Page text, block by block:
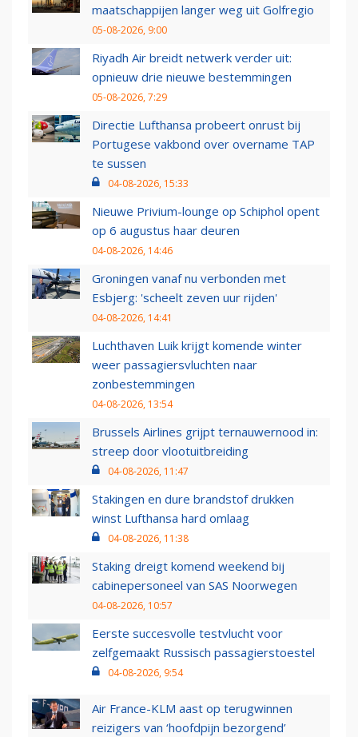
maatschappijen langer weg uit Golfregio
05-08-2026, 9:00
Riyadh Air breidt netwerk verder uit:
opnieuw drie nieuwe bestemmingen
05-08-2026, 7:29
Directie Lufthansa probeert onrust bij
Portugese vakbond over overname TAP
te sussen
04-08-2026, 15:33
Nieuwe Privium-lounge op Schiphol opent
op 6 augustus haar deuren
04-08-2026, 14:46
Groningen vanaf nu verbonden met
Esbjerg: 'scheelt zeven uur rijden'
04-08-2026, 14:41
Luchthaven Luik krijgt komende winter
weer passagiersvluchten naar
zonbestemmingen
04-08-2026, 13:54
Brussels Airlines grijpt ternauwernood in:
streep door vlootuitbreiding
04-08-2026, 11:47
Stakingen en dure brandstof drukken
winst Lufthansa hard omlaag
04-08-2026, 11:38
Staking dreigt komend weekend bij
cabinepersoneel van SAS Noorwegen
04-08-2026, 10:57
Eerste succesvolle testvlucht voor
zelfgemaakt Russisch passagierstoestel
04-08-2026, 9:54
Air France-KLM aast op terugwinnen
reizigers van ‘hoofdpijn bezorgend’